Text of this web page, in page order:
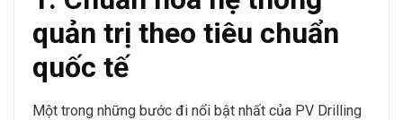
quản trị theo tiêu chuẩn
quốc tế
Một trong những bước đi nổi bật nhất của PV Drilling